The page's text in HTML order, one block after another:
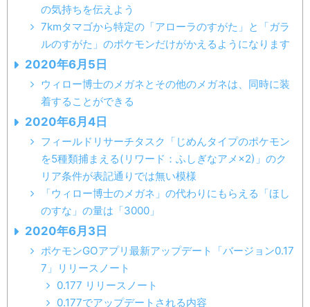
の気持ちを伝えよう
7kmタマゴから特定の「アローラのすがた」と「ガラ
ルのすがた」のポケモンだけがかえるようになります
2020年6月5日
ウィロー博士のメガネとその他のメガネは、同時に装
着することができる
2020年6月4日
フィールドリサーチタスク「じめんタイプのポケモン
を5種類捕まえる(リワード：ふしぎなアメ×2)」のク
リア条件が表記通りでは無い模様
「ウィロー博士のメガネ」の代わりにもらえる「ほし
のすな」の量は「3000」
2020年6月3日
ポケモンGOアプリ最新アップデート「バージョン0.17
7」リリースノート
0.177 リリースノート
0.177でアップデートされる内容